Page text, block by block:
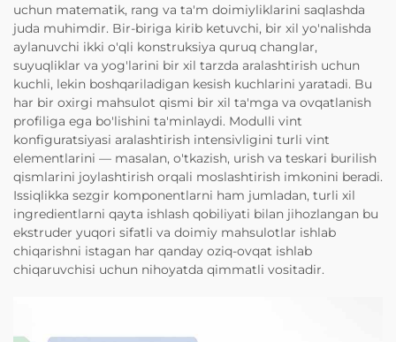
uchun matematik, rang va ta'm doimiyliklarini saqlashda
juda muhimdir. Bir-biriga kirib ketuvchi, bir xil yo'nalishda
aylanuvchi ikki o'qli konstruksiya quruq changlar,
suyuqliklar va yog'larini bir xil tarzda aralashtirish uchun
kuchli, lekin boshqariladigan kesish kuchlarini yaratadi. Bu
har bir oxirgi mahsulot qismi bir xil ta'mga va ovqatlanish
profiliga ega bo'lishini ta'minlaydi. Modulli vint
konfiguratsiyasi aralashtirish intensivligini turli vint
elementlarini — masalan, o'tkazish, urish va teskari burilish
qismlarini joylashtirish orqali moslashtirish imkonini beradi.
Issiqlikka sezgir komponentlarni ham jumladan, turli xil
ingredientlarni qayta ishlash qobiliyati bilan jihozlangan bu
ekstruder yuqori sifatli va doimiy mahsulotlar ishlab
chiqarishni istagan har qanday oziq-ovqat ishlab
chiqaruvchisi uchun nihoyatda qimmatli vositadir.